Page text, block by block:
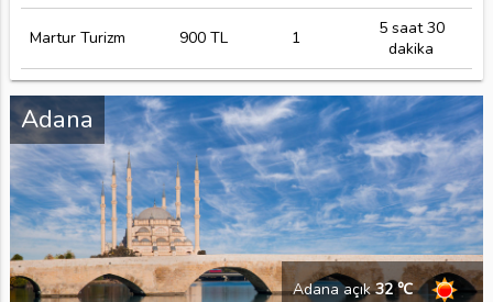
Martur Turizm 900 TL 1
5 saat 30
dakika
Adana
Adana açık32 ℃